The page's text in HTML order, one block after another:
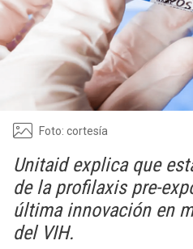
Foto: cortesía
Unitaid explica que
de la profilaxis pre-
última innovación en
del VIH.